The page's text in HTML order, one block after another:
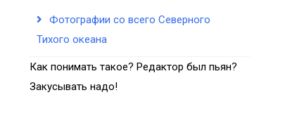
Фотографии со всего Северного
Тихого океана
Как понимать такое? Редактор был пьян?
Закусывать надо!